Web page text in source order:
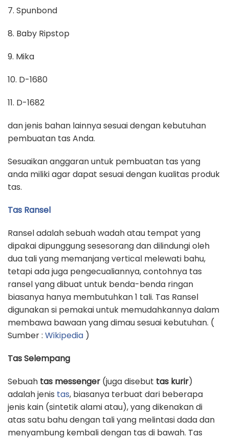
7. Spunbond
8. Baby Ripstop
9. Mika
10. D-1680
11. D-1682
dan jenis bahan lainnya sesuai dengan kebutuhan
pembuatan tas Anda.
Sesuaikan anggaran untuk pembuatan tas yang
anda miliki agar dapat sesuai dengan kualitas produk
tas.
Tas Ransel
Ransel adalah sebuah wadah atau tempat yang
dipakai dipunggung sesesorang dan dilindungi oleh
dua tali yang memanjang vertical melewati bahu,
tetapi ada juga pengecualiannya, contohnya tas
ransel yang dibuat untuk benda-benda ringan
biasanya hanya membutuhkan 1 tali. Tas Ransel
digunakan si pemakai untuk memudahkannya dalam
membawa bawaan yang dimau sesuai kebutuhan. (
Sumber : Wikipedia )
Tas Selempang
Sebuah tas messenger (juga disebut tas kurir)
adalah jenis tas, biasanya terbuat dari beberapa
jenis kain (sintetik alami atau), yang dikenakan di
atas satu bahu dengan tali yang melintasi dada dan
menyambung kembali dengan tas di bawah. Tas